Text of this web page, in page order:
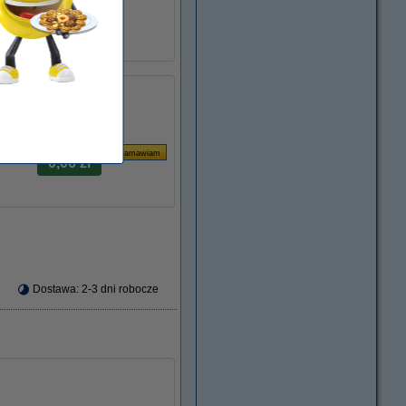
113R00694
047102
113R00694
0,06 zł
Dostawa: 2-3 dni robocze